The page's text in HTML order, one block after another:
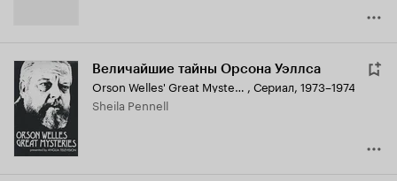
Величайшие тайны Орсона Уэллса
Orson Welles' Great Mysteries , Сериал, 1973–1974
Sheila Pennell